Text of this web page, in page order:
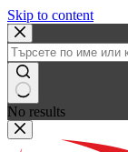
Skip to content
No results